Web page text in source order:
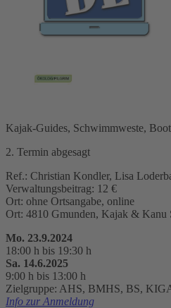
Kajak-Guides, Schwimmweste,
2. Termin abgesagt
Ref.: Christian Kondler, Lisa
Verwaltungsbeitrag: 12 €
Ort: ohne Ortsangabe, online
Ort: 4810 Gmunden, Kajak & Kanu
Mo. 23.9.2024
18:00 h bis 19:30 h
Sa. 14.6.2025
9:00 h bis 13:00 h
Zielgruppe: AHS, BMHS, BS,
Info zur Anmeldung